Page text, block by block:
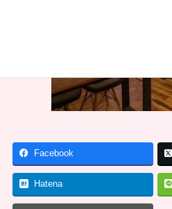
Facebook
Hatena